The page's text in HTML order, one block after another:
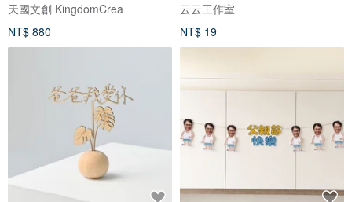
天國文創 KingdomCrea
NT$ 880
云云工作室
NT$ 19